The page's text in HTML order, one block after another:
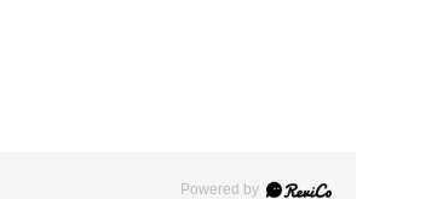
Powered by